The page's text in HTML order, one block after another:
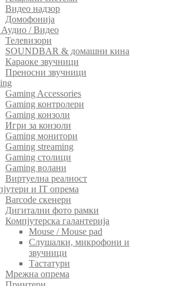
Видео надзор
Домофонија
/ Видео
Телевизори
SOUNDBAR & домашни кина
Караоке звучници
Преносни звучници
Gaming Accessories
Gaming контролери
Gaming конзоли
Игри за конзоли
Gaming монитори
Gaming streaming
Gaming столици
Gaming волани
Виртуелна реалност
и IT опрема
Barcode скенери
Дигитални фото рамки
Компјутерска галантерија
Mouse / Mouse pad
Слушалки, микрофони и
звучници
Тастатури
Мрежна опрема